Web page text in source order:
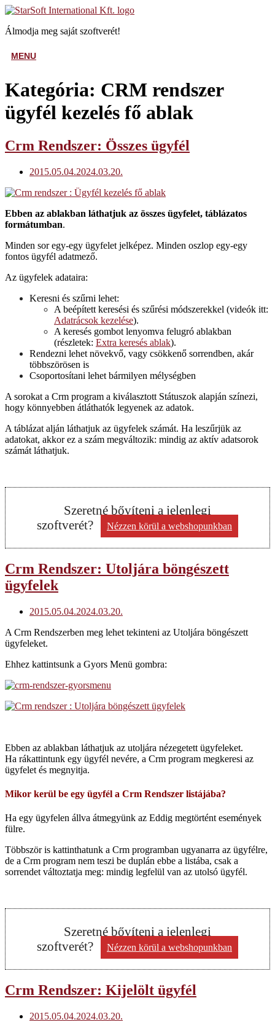
Skip
content
Home
Álmodja meg saját szoftverét!
MENUMENU
Kategória: CRM rendszer
ügyfél kezelés fő ablak
Open
post
Crm Rendszer: Összes ügyfél
2015.05.04.2024.03.20.
Ebben az ablakban láthatjuk az összes ügyfelet, táblázatos
formátumban.
Minden sor egy-egy ügyfelet jelképez. Minden oszlop egy-egy
fontos ügyfél adatmező.
Az ügyfelek adataira:
Keresni és szűrni lehet:
A beépített keresési és szűrési módszerekkel (videók itt:
Adatrácsok kezelése).
A keresés gombot lenyomva felugró ablakban
(részletek: Extra keresés ablak).
Rendezni lehet növekvő, vagy csökkenő sorrendben, akár
többszörösen is
Csoportosítani lehet bármilyen mélységben
A sorokat a Crm program a kiválasztott Státuszok alapján színezi,
hogy könnyebben átláthatók legyenek az adatok.
A táblázat alján láthatjuk az ügyfelek számát. Ha leszűrjük az
adatokat, akkor ez a szám megváltozik: mindig az aktív adatsorok
számát láthatjuk.
Szeretné bővíteni a jelenlegi
szoftverét?
Nézzen körül a webshopunkban
Open
post
Crm Rendszer: Utoljára böngészett
ügyfelek
2015.05.04.2024.03.20.
A Crm Rendszerben meg lehet tekinteni az Utoljára böngészett
ügyfeleket.
Ehhez kattintsunk a Gyors Menü gombra:
Ebben az ablakban láthatjuk az utoljára nézegetett ügyfeleket.
Ha rákattintunk egy ügyfél nevére, a Crm program megkeresi az
ügyfelet és megnyitja.
Mikor kerül be egy ügyfél a Crm Rendszer listájába?
Ha egy ügyfelen állva átmegyünk az Eddig megtörtént események
fülre.
Többször is kattinthatunk a Crm programban ugyanarra az ügyfélre,
de a Crm program nem teszi be duplán ebbe a listába, csak a
sorrendet változtatja meg: mindig legfelül van az utolsó ügyfél.
Szeretné bővíteni a jelenlegi
szoftverét?
Nézzen körül a webshopunkban
Open
post
Crm Rendszer: Kijelölt ügyfél
2015.05.04.2024.03.20.